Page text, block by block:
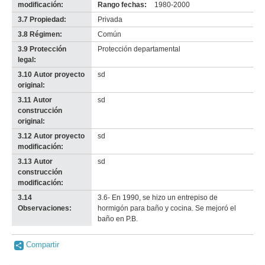
modificación:
Rango fechas:
1980-2000
3.7 Propiedad:
Privada
3.8 Régimen:
Común
3.9 Protección
legal:
Protección departamental
3.10 Autor proyecto
original:
sd
3.11 Autor
construcción
original:
sd
3.12 Autor proyecto
modificación:
sd
3.13 Autor
construcción
modificación:
sd
3.14
Observaciones:
3.6- En 1990, se hizo un entrepiso de
hormigón para baño y cocina. Se mejoró el
baño en P.B.
Compartir